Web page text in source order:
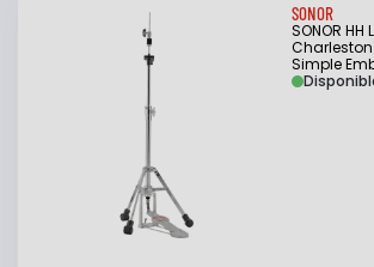
SONOR
SONOR
Simple